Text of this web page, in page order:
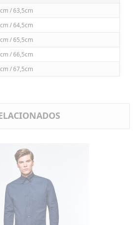
/ 63,5cm
/ 64,5cm
/ 65,5cm
/ 66,5cm
/ 67,5cm